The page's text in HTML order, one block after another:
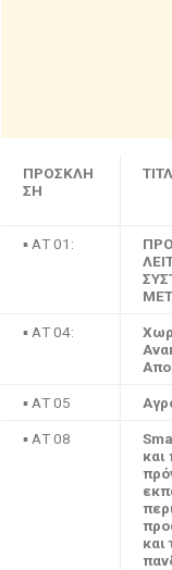
ΠΡΟΣΚΛΗ
ΣΗ
▪ ΑΤ 01:
▪ ΑΤ 04:
▪ ΑΤ 05
▪ ΑΤ 08
και